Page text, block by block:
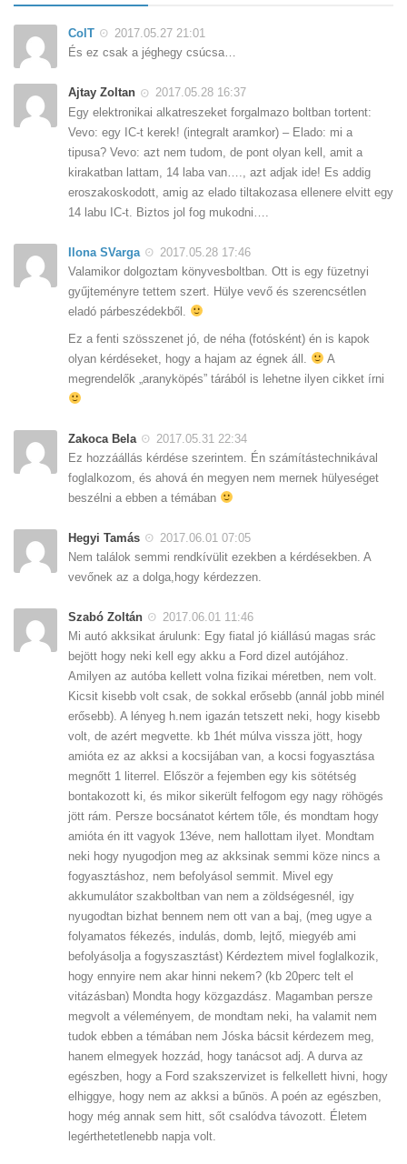
ColT
2017.05.27 21:01
És ez csak a jéghegy csúcsa…
Ajtay Zoltan
2017.05.28 16:37
Egy elektronikai alkatreszeket forgalmazo boltban tortent:
Vevo: egy IC-t kerek! (integralt aramkor) – Elado: mi a
tipusa? Vevo: azt nem tudom, de pont olyan kell, amit a
kirakatban lattam, 14 laba van…., azt adjak ide! Es addig
eroszakoskodott, amig az elado tiltakozasa ellenere elvitt egy
14 labu IC-t. Biztos jol fog mukodni….
Ilona SVarga
2017.05.28 17:46
Valamikor dolgoztam könyvesboltban. Ott is egy füzetnyi
gyűjteményre tettem szert. Hülye vevő és szerencsétlen
eladó párbeszédekből.
Ez a fenti szösszenet jó, de néha (fotósként) én is kapok
olyan kérdéseket, hogy a hajam az égnek áll.
A
megrendelők „aranyköpés” tárából is lehetne ilyen cikket írni
Zakoca Bela
2017.05.31 22:34
Ez hozzáállás kérdése szerintem. Én számítástechnikával
foglalkozom, és ahová én megyen nem mernek hülyeséget
beszélni a ebben a témában
Hegyi Tamás
2017.06.01 07:05
Nem találok semmi rendkívülit ezekben a kérdésekben. A
vevőnek az a dolga,hogy kérdezzen.
Szabó Zoltán
2017.06.01 11:46
Mi autó akksikat árulunk: Egy fiatal jó kiállású magas srác
bejött hogy neki kell egy akku a Ford dizel autójához.
Amilyen az autóba kellett volna fizikai méretben, nem volt.
Kicsit kisebb volt csak, de sokkal erősebb (annál jobb minél
erősebb). A lényeg h.nem igazán tetszett neki, hogy kisebb
volt, de azért megvette. kb 1hét múlva vissza jött, hogy
amióta ez az akksi a kocsijában van, a kocsi fogyasztása
megnőtt 1 literrel. Először a fejemben egy kis sötétség
bontakozott ki, és mikor sikerült felfogom egy nagy röhögés
jött rám. Persze bocsánatot kértem tőle, és mondtam hogy
amióta én itt vagyok 13éve, nem hallottam ilyet. Mondtam
neki hogy nyugodjon meg az akksinak semmi köze nincs a
fogyasztáshoz, nem befolyásol semmit. Mivel egy
akkumulátor szakboltban van nem a zöldségesnél, igy
nyugodtan bizhat bennem nem ott van a baj, (meg ugye a
folyamatos fékezés, indulás, domb, lejtő, miegyéb ami
befolyásolja a fogyszasztást) Kérdeztem mivel foglalkozik,
hogy ennyire nem akar hinni nekem? (kb 20perc telt el
vitázásban) Mondta hogy közgazdász. Magamban persze
megvolt a véleményem, de mondtam neki, ha valamit nem
tudok ebben a témában nem Jóska bácsit kérdezem meg,
hanem elmegyek hozzád, hogy tanácsot adj. A durva az
egészben, hogy a Ford szakszervizet is felkellett hivni, hogy
elhiggye, hogy nem az akksi a bűnös. A poén az egészben,
hogy még annak sem hitt, sőt csalódva távozott. Életem
legérthetetlenebb napja volt.